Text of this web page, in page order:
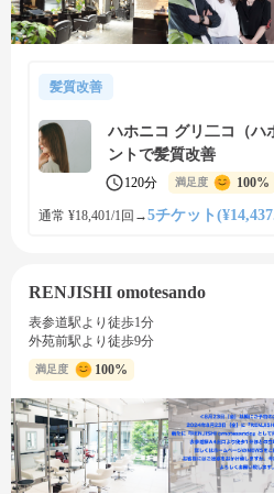
髪質改善
ハホニコ グリ二コ（ハ
ントで髪質改善
120分 満足度 100%
通常 ¥18,401/1回 →5チケット
RENJISHI omotesando
表参道駅より徒歩1分
外苑前駅より徒歩9分
満足度 100%